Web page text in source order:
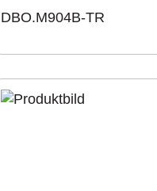
DBO.M904B-TR